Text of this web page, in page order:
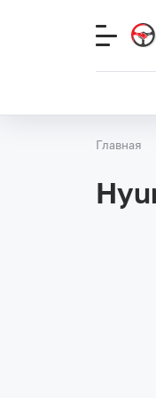
Главная